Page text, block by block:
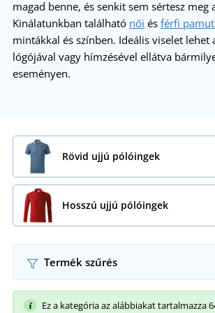
magad benne, és senkit sem sértesz meg
Kinálatunkban található női és férfi pamut
mintákkal és színben. Ideális viselet lehet
lógójával vagy hímzésével ellátva
eseményen.
Rövid ujjú pólóingek
Hosszú ujjú pólóingek
Termék szűrés
Ez a kategória az alábbiakat tartalmazza